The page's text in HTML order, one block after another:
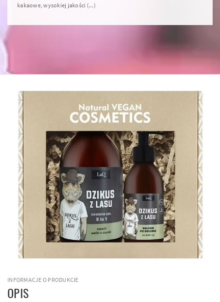
kakaowe, wysokiej jakości (...)
INFORMACJE O PRODUKCIE
OPIS